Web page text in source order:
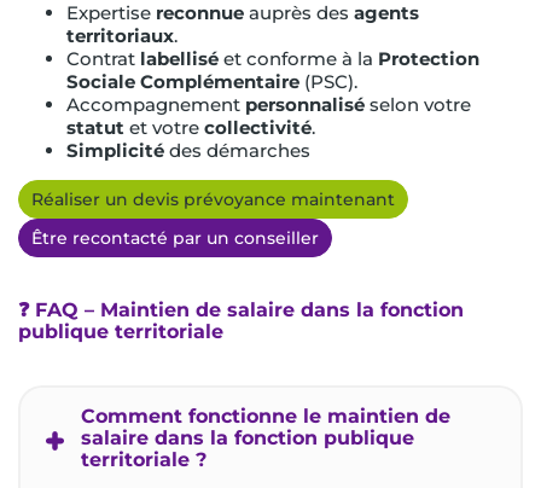
Expertise reconnue auprès des agents
territoriaux.
Contrat labellisé et conforme à la Protection
Sociale Complémentaire (PSC).
Accompagnement personnalisé selon votre
statut et votre collectivité.
Simplicité des démarches
Réaliser un devis prévoyance maintenant
Être recontacté par un conseiller
❓ FAQ – Maintien de salaire dans la fonction
publique territoriale
Comment fonctionne le maintien de
salaire dans la fonction publique
territoriale ?